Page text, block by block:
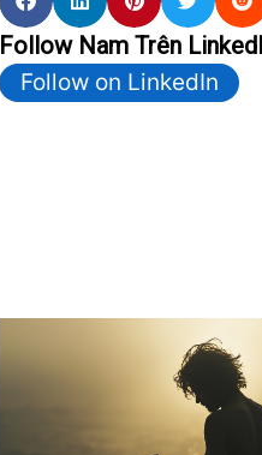
Follow Nam Trên
Follow on LinkedIn